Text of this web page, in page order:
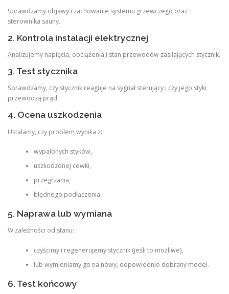
Sprawdzamy objawy i zachowanie systemu grzewczego oraz
sterownika sauny.
2. Kontrola instalacji elektrycznej
Analizujemy napięcia, obciążenia i stan przewodów zasilających stycznik.
3. Test stycznika
Sprawdzamy, czy stycznik reaguje na sygnał sterujący i czy jego styki
przewodzą prąd.
4. Ocena uszkodzenia
Ustalamy, czy problem wynika z:
wypalonych styków,
uszkodzonej cewki,
przegrzania,
błędnego podłączenia.
5. Naprawa lub wymiana
W zależności od stanu:
czyścimy i regenerujemy stycznik (jeśli to możliwe),
lub wymieniamy go na nowy, odpowiednio dobrany model.
6. Test końcowy